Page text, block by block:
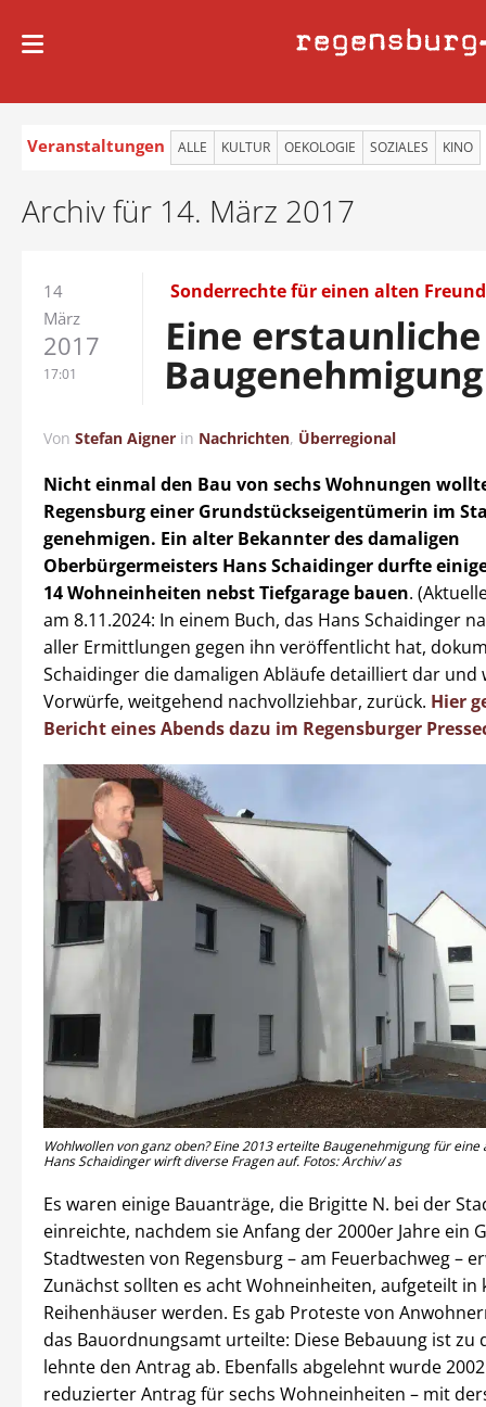
regensburg
Veranstaltungen ALLE KULTUR OEKOLOGIE SOZIALES KINO
Archiv für 14. März 2017
14
März
2017
17:01
Sonderrechte für einen alten
Eine erstaunliche
Baugenehmigung
Von Stefan Aigner in Nachrichten, Überregional
Nicht einmal den Bau von sechs Wohnungen
Regensburg einer Grundstückseigentümerin im
genehmigen. Ein alter Bekannter des damaligen
Oberbürgermeisters Hans Schaidinger durfte
14 Wohneinheiten nebst Tiefgarage bauen.
am 8.11.2024: In einem Buch, das Hans Schaidinger
aller Ermittlungen gegen ihn veröffentlicht hat,
Schaidinger die damaligen Abläufe detailliert dar und
Vorwürfe, weitgehend nachvollziehbar, zurück. Hier
Bericht eines Abends dazu im Regensburger
Wohlwollen von ganz oben? Eine 2013 erteilte Baugenehmigung für eine
Hans Schaidinger wirft diverse Fragen auf. Fotos: Archiv/ as
Es waren einige Bauanträge, die Brigitte N. bei der
einreichte, nachdem sie Anfang der 2000er Jahre ein
Stadtwesten von Regensburg – am Feuerbachweg –
Zunächst sollten es acht Wohneinheiten, aufgeteilt in
Reihenhäuser werden. Es gab Proteste von
das Bauordnungsamt urteilte: Diese Bebauung ist zu
lehnte den Antrag ab. Ebenfalls abgelehnt wurde
reduzierter Antrag für sechs Wohneinheiten – mit